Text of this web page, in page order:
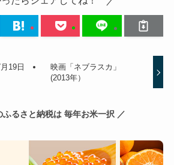
19日
映画「ネブラスカ」
(2013年）
るさと納税は 毎年お米一択 ／